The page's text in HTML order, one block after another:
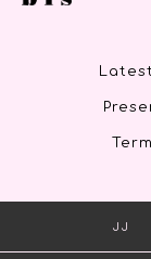
Latest
JJ